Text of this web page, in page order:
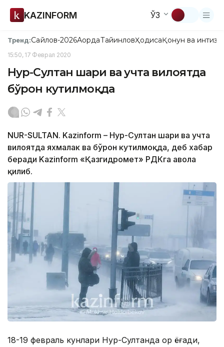
KAZINFORM ЎЗ
Тренд:Сайлов-2026АқордаТайинловҲодисаҚонун ва
15:50, 17 Феврал 2020
Нур-Султан шаҳри ва учта вилоятда
бўрон кутилмоқда
NUR-SULTAN. Kazinform – Нур-Султан шаҳри ва учта
вилоятда яхмалак ва бўрон кутилмоқда, деб хабар
беради Kazinform «Қазгидромет» РДКга ҳавола
қилиб.
18-19 февраль кунлари Нур-Султанда қор ёғади,